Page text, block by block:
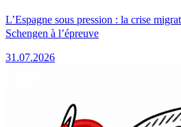
L’Espagne sous pression : la crise
Schengen à l’épreuve
31.07.2026